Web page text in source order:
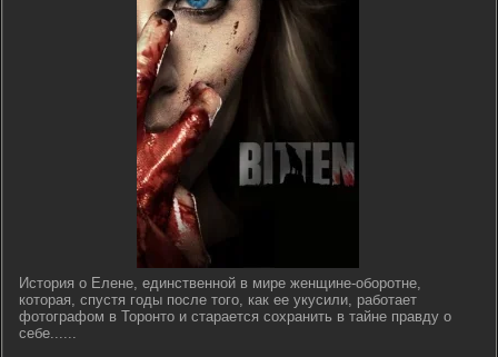
История о Елене, единственной в мире женщине-оборотне,
которая, спустя годы после того, как ее укусили, работает
фотографом в Торонто и старается сохранить в тайне правду о
себе......